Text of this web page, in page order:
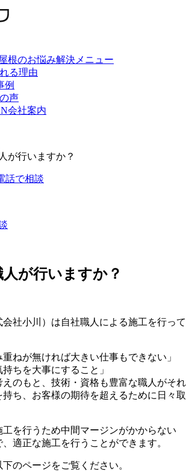
屋根のお悩み解決メニュー
る理由
例
声
会社案内
が行いますか？
話で相談
が行いますか？
社小川）は自社職人による施工を行って
重ねが無ければ大きい仕事もできない」
持ちを大事にすること」
えのもと、技術・資格も豊富な職人がそれ
ち、お客様の期待を超えるために日々取
工を行うため中間マージンがかからない
適正な施工を行うことができます。
のページをご覧ください。